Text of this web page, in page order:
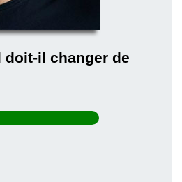
doit-il changer de